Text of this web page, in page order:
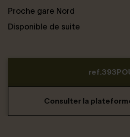
Proche gare Nord
Disponible de suite
Consulter la